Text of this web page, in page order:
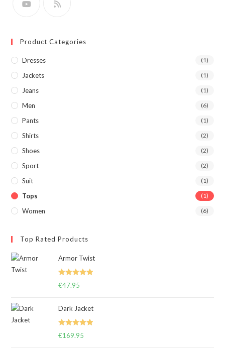
Product Categories
Dresses (1)
Jackets (1)
Jeans (1)
Men (6)
Pants (1)
Shirts (2)
Shoes (2)
Sport (2)
Suit (1)
Tops (1)
Women (6)
Top Rated Products
Armor Twist
Note5.00
€47.95
Dark Jacket
Note5.00
€169.95